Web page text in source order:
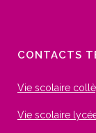
CONTACTS
Vie scolaire
Vie scolaire